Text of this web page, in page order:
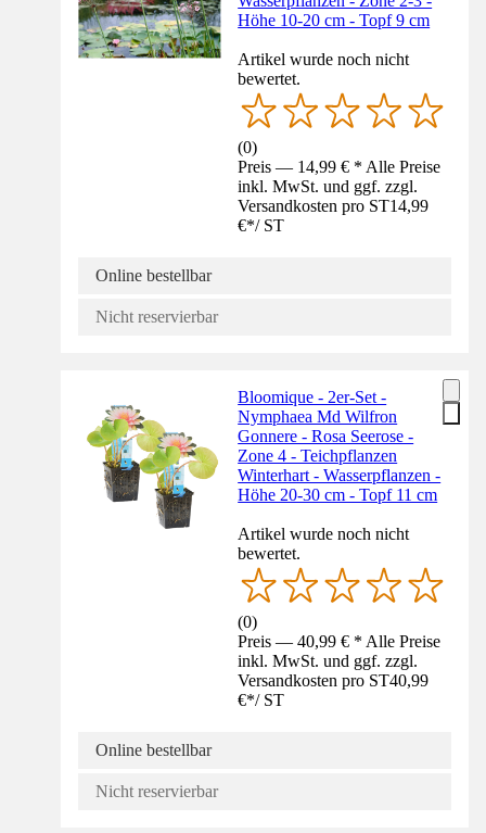
Höhe 10-20 cm - Topf 9 cm
Artikel wurde noch nicht
bewertet.
(0)
Preis — 14,99 € * Alle Preise
inkl. MwSt. und ggf. zzgl.
Versandkosten pro ST14,99
€*/ ST
Online bestellbar
Nicht reservierbar
Bloomique - 2er-Set -
Nymphaea Md Wilfron
Gonnere - Rosa Seerose -
Zone 4 - Teichpflanzen
Winterhart - Wasserpflanzen -
Höhe 20-30 cm - Topf 11 cm
Artikel wurde noch nicht
bewertet.
(0)
Preis — 40,99 € * Alle Preise
inkl. MwSt. und ggf. zzgl.
Versandkosten pro ST40,99
€*/ ST
Online bestellbar
Nicht reservierbar